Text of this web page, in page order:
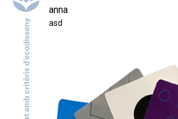
anna
asd